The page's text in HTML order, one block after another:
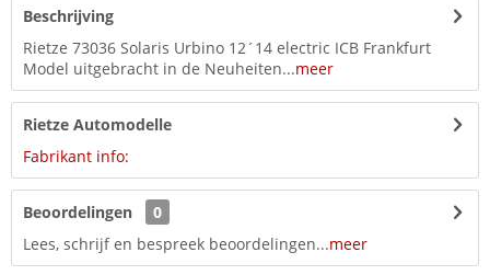
Beschrijving
Rietze 73036 Solaris Urbino 12´14 electric ICB Frankfurt
Model uitgebracht in de Neuheiten...meer
Rietze Automodelle
Fabrikant info:
Beoordelingen
0
Lees, schrijf en bespreek beoordelingen...meer